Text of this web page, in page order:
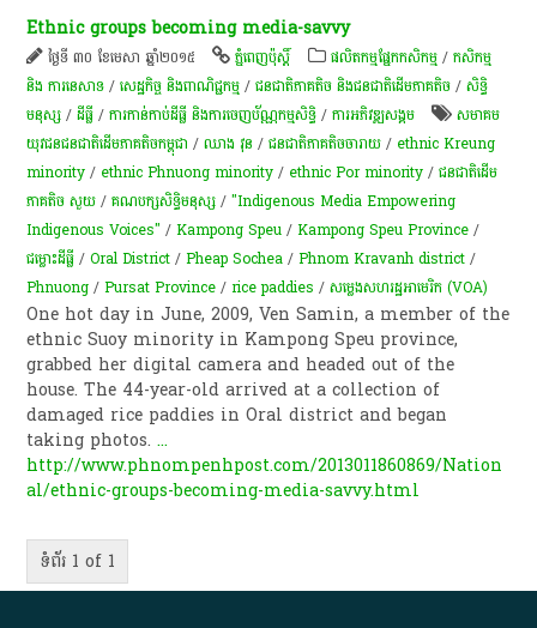
Ethnic groups becoming media-savvy
ថ្ងៃទី ៣០ ខែមេសា ឆ្នាំ២០១៥ ភ្នំពេញប៉ុស្តិ៍ ​ផលិតកម្ម​ផ្នែក​កសិកម្ម​ /កសិកម្ម​
និង​ ការ​នេ​សាទ​ /សេដ្ឋកិច្ច និងពាណិជ្ជកម្ម /ជនជាតិភាគតិច និងជនជាតិដើមភាគតិច /សិទ្ធិ
មនុស្ស /ដីធ្លី /ការកាន់កាប់​ដីធ្លី និង​ការចេញ​ប័ណ្ណកម្មសិទ្ធិ​ /ការ​អភិវឌ្ឍ​សង្គម
សមាគម
យុវជនជនជាតិដើមភាគតិចកម្ពុជា /ឈាង វុន /ជនជាតិភាគតិចចារាយ / ethnic Kreung
minority / ethnic Phnuong minority / ethnic Por minority /ជន​ជាតិ​ដើម​
ភាគ​តិច ​សួយ /គណបក្សសិទ្ធិមនុស្ស /"Indigenous Media Empowering
Indigenous Voices" /Kampong Speu /Kampong Speu Province /
ជម្លោះ​ដីធ្លី /Oral District /Pheap Sochea /Phnom Kravanh district /
Phnuong /Pursat Province /rice paddies /សម្លេង​សហរដ្ឋ​អាមេរិក​ (VOA)​
One hot day in June, 2009, Ven Samin, a member of the
ethnic Suoy minority in Kampong Speu province,
grabbed her digital camera and headed out of the
house. The 44-year-old arrived at a collection of
damaged rice paddies in Oral district and began
taking photos....
http://www.phnompenhpost.com/2013011860869/Nation
al/ethnic-groups-becoming-media-savvy.html
ទំព័រ 1 of 1